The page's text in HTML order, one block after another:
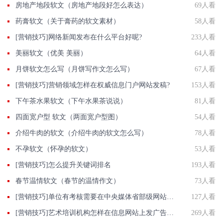
房地产地段软文（房地产地段好怎么表达） 69人看
药膏软文（关于膏药的软文素材） 58人看
[营销技巧]网络新闻发布在什么平台好呢? 233人看
美丽软文（优美 美丽） 64人看
月饼软文怎么写（月饼写作文怎么写） 67人看
[营销技巧]营销领域怎样在权威信息门户网站发稿? 153人看
下午茶水果软文（下午水果茶说说） 81人看
四面宽户型 软文（两面宽户型图） 54人看
介绍牛肉的软文（介绍牛肉的软文怎么写） 78人看
不孕软文（怀孕的软文） 53人看
[营销技巧]怎么提升关键词排名 193人看
春节温情软文（春节的温情作文） 73人看
127人看
269人看